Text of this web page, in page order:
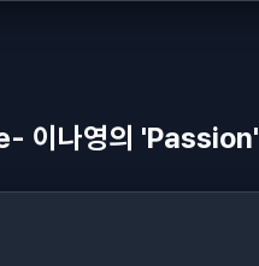
이나영의 'Passion'